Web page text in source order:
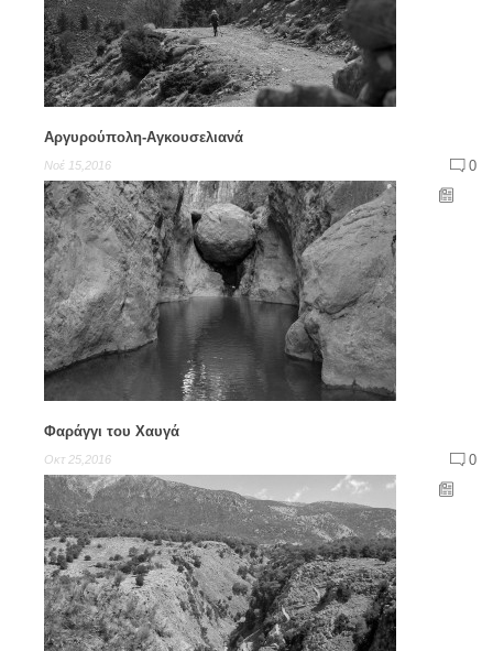
Αργυρούπολη-Αγκουσελιανά
Νοέ 15,2016 0
Φαράγγι του Χαυγά
Οκτ 25,2016 0